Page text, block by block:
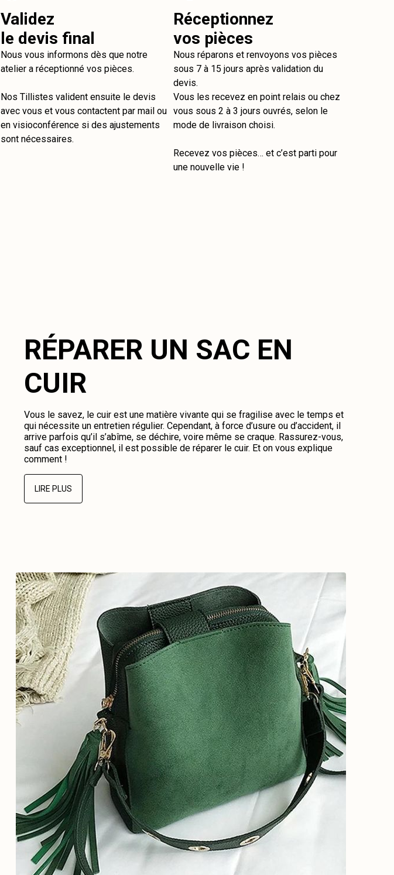
Validez
le devis final
Nous vous informons dès que notre
atelier a réceptionné vos pièces.
Nos Tillistes valident ensuite le devis
avec vous et vous contactent par mail ou
en visioconférence si des ajustements
sont nécessaires.
Réceptionnez
vos pièces
Nous réparons et renvoyons vos pièces
sous 7 à 15 jours après validation du
devis.
Vous les recevez en point relais ou chez
vous sous 2 à 3 jours ouvrés, selon le
mode de livraison choisi.
Recevez vos pièces… et c’est parti pour
une nouvelle vie !
RÉPARER UN SAC EN
CUIR
Vous le savez, le cuir est une matière vivante qui se fragilise avec le temps et
qui nécessite un entretien régulier. Cependant, à force d’usure ou d’accident, il
arrive parfois qu’il s’abîme, se déchire, voire même se craque. Rassurez-vous,
sauf cas exceptionnel, il est possible de réparer le cuir. Et on vous explique
comment !
LIRE PLUS